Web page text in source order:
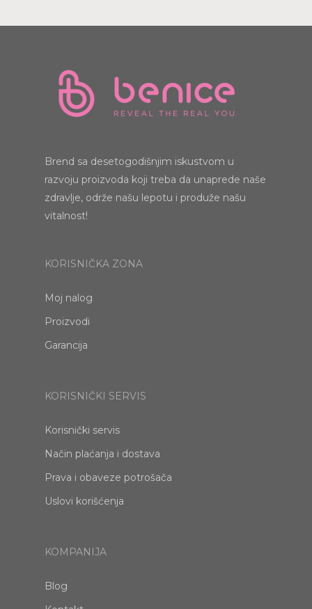
Brend sa desetogodišnjim iskustvom u
razvoju proizvoda koji treba da unaprede naše
zdravlje, održe našu lepotu i produže našu
vitalnost!
KORISNIČKA ZONA
Moj nalog
Proizvodi
Garancija
KORISNIČKI SERVIS
Korisnički servis
Način plaćanja i dostava
Prava i obaveze potrošača
Uslovi korišćenja
KOMPANIJA
Blog